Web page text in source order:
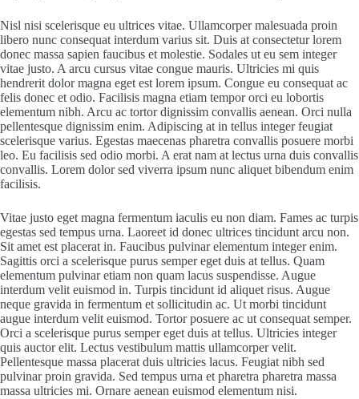
Nisl nisi scelerisque eu ultrices vitae. Ullamcorper malesuada proin
libero nunc consequat interdum varius sit. Duis at consectetur lorem
donec massa sapien faucibus et molestie. Sodales ut eu sem integer
vitae justo. A arcu cursus vitae congue mauris. Ultricies mi quis
hendrerit dolor magna eget est lorem ipsum. Congue eu consequat ac
felis donec et odio. Facilisis magna etiam tempor orci eu lobortis
elementum nibh. Arcu ac tortor dignissim convallis aenean. Orci nulla
pellentesque dignissim enim. Adipiscing at in tellus integer feugiat
scelerisque varius. Egestas maecenas pharetra convallis posuere morbi
leo. Eu facilisis sed odio morbi. A erat nam at lectus urna duis convallis
convallis. Lorem dolor sed viverra ipsum nunc aliquet bibendum enim
facilisis.
Vitae justo eget magna fermentum iaculis eu non diam. Fames ac turpis
egestas sed tempus urna. Laoreet id donec ultrices tincidunt arcu non.
Sit amet est placerat in. Faucibus pulvinar elementum integer enim.
Sagittis orci a scelerisque purus semper eget duis at tellus. Quam
elementum pulvinar etiam non quam lacus suspendisse. Augue
interdum velit euismod in. Turpis tincidunt id aliquet risus. Augue
neque gravida in fermentum et sollicitudin ac. Ut morbi tincidunt
augue interdum velit euismod. Tortor posuere ac ut consequat semper.
Orci a scelerisque purus semper eget duis at tellus. Ultricies integer
quis auctor elit. Lectus vestibulum mattis ullamcorper velit.
Pellentesque massa placerat duis ultricies lacus. Feugiat nibh sed
pulvinar proin gravida. Sed tempus urna et pharetra pharetra massa
massa ultricies mi. Ornare aenean euismod elementum nisi.